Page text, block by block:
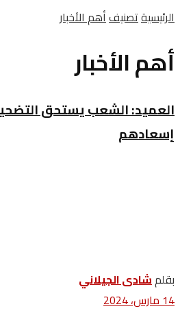
الرئيسيةتصنيفأهم الأخبار
أهم الأخبار
العميد: الشعب يستحق
إسعادهم
بقلمشادى الجيلاني
14 مارس، 2024